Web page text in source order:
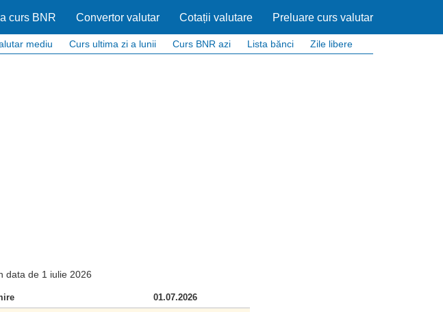
curs BNR Convertor valutar Cotații valutare Preluare curs valutar
mediu Curs ultima zi a lunii Curs BNR azi Lista bănci Zile libere
data de 1 iulie 2026
01.07.2026